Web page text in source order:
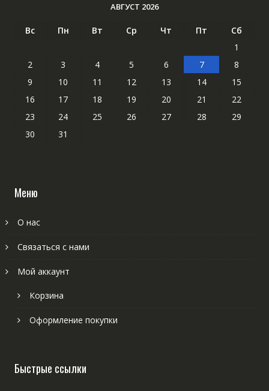
АВГУСТ 2026
Вс Пн Вт Ср Чт Пт
Сб
1
2
3 4 5 6 7
8
9
10 11 12 13 14
15
16
17 18 19 20 21
22
23
24 25 26 27 28
29
30
31
Меню
О нас
Связаться с нами
Мой аккаунт
Корзина
Оформление покупки
Быстрые ссылки